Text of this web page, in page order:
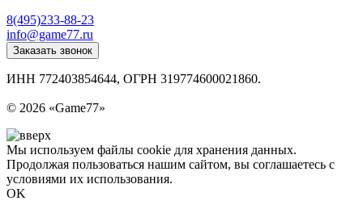
8(495)233-88-23
info@game77.ru
Заказать звонок
ИНН 772403854644, ОГРН 319774600021860.
© 2026 «Game77»
Мы используем файлы cookie для хранения данных.
Продолжая пользоваться нашим сайтом, вы соглашаетесь с
условиями их использования.
OK